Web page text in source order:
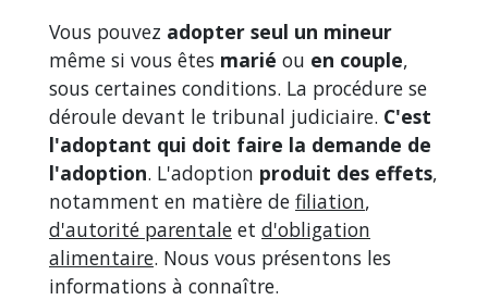
Vous pouvez adopter seul un mineur
même si vous êtes marié ou en couple,
sous certaines conditions. La procédure se
déroule devant le tribunal judiciaire. C'est
l'adoptant qui doit faire la demande de
l'adoption. L'adoption produit des effets,
notamment en matière de filiation,
d'autorité parentale et d'obligation
alimentaire. Nous vous présentons les
informations à connaître.